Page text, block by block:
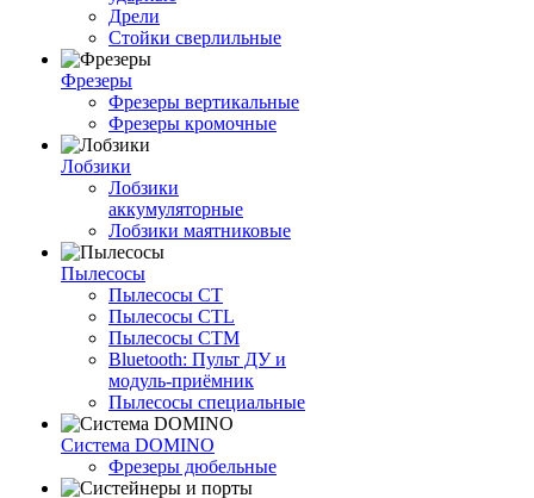
Дрели
Стойки сверлильные
Фрезеры
Фрезеры вертикальные
Фрезеры кромочные
Лобзики
Лобзики
аккумуляторные
Лобзики маятниковые
Пылесосы
Пылесосы CT
Пылесосы CTL
Пылесосы CTM
Bluetooth: Пульт ДУ и
модуль-приёмник
Пылесосы специальные
Система DOMINO
Фрезеры дюбельные